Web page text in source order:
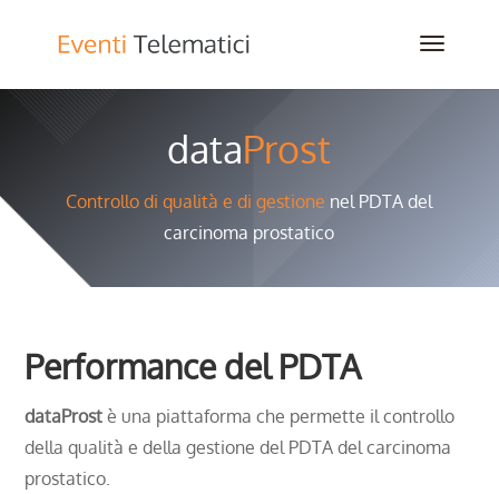
dataProst
Controllo di qualità e di gestione nel PDTA del
carcinoma prostatico
Performance del PDTA
dataProstè una piattaforma che permette il controllo
della qualità e della gestione del PDTA del carcinoma
prostatico.